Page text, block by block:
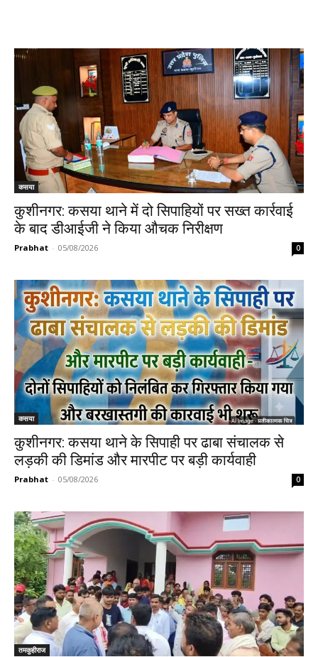
कसया
कुशीनगर: कसया थाने में दो सिपाहियों पर सख्त कार्रवाई
के बाद डीआईजी ने किया औचक निरीक्षण
Prabhat - 05/08/2026 0
कसया
कुशीनगर: कसया थाने के सिपाही पर ढाबा संचालक से
लड़की की डिमांड और मारपीट पर बड़ी कार्यवाही
Prabhat - 05/08/2026 0
तमकुहीराज